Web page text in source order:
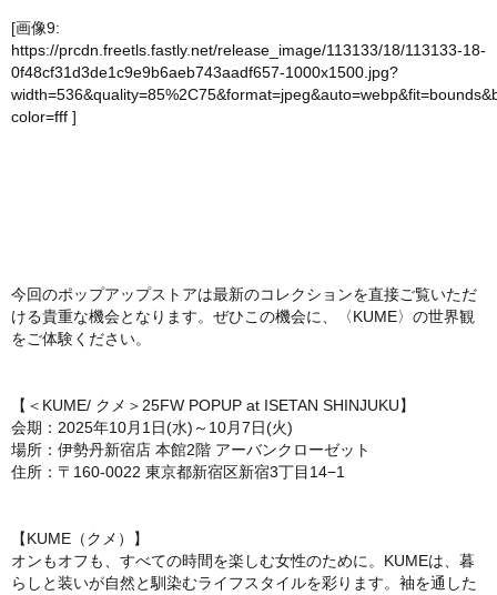
[画像9:
https://prcdn.freetls.fastly.net/release_image/113133/18/113133-18-
0f48cf31d3de1c9e9b6aeb743aadf657-1000x1500.jpg?
color=fff ]
今回のポップアップストアは最新のコレクションを直接ご覧いただ
ける貴重な機会となります。ぜひこの機会に、〈KUME〉の世界観
をご体験ください。
【＜KUME/ クメ＞25FW POPUP at ISETAN SHINJUKU】
会期：2025年10月1日(水)～10月7日(火)
場所：伊勢丹新宿店 本館2階 アーバンクローゼット
住所：〒160-0022 東京都新宿区新宿3丁目14−1
【KUME（クメ）】
オンもオフも、すべての時間を楽しむ女性のために。KUMEは、暮
らしと装いが自然と馴染むライフスタイルを彩ります。袖を通した